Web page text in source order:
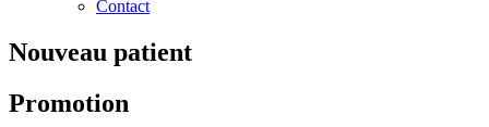
Contact
Nouveau patient
Promotion